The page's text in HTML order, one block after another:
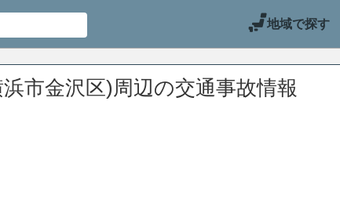
地域で探す
市金沢区)周辺の交通事故情報